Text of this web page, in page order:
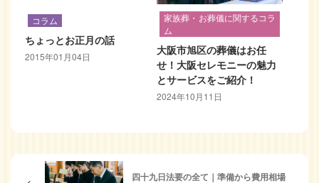
コラム
ちょっとお正月の話
2015年01月04日
家族葬・お葬儀に関するコラ
ム
大阪市旭区の葬儀はお任
せ！大阪セレモニーの魅力
とサービスをご紹介！
2024年10月11日
四十九日法要の全て｜準備から費用相場